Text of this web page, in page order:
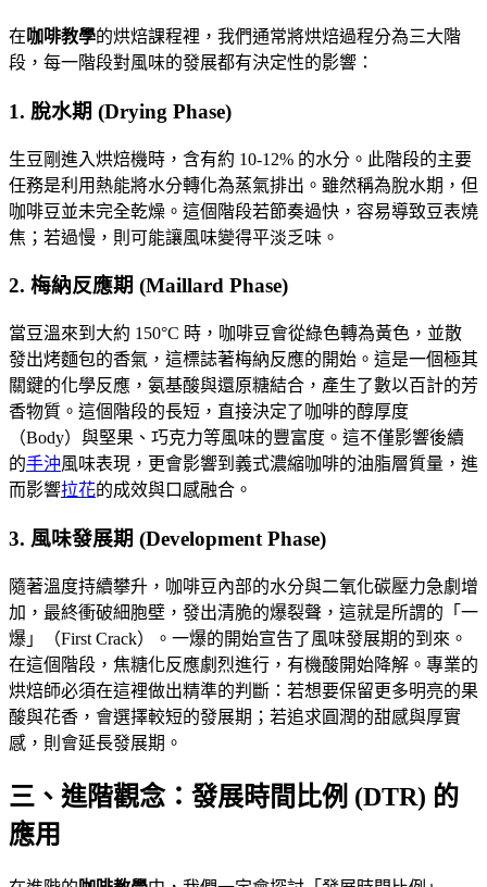
在咖啡教學的烘焙課程裡，我們通常將烘焙過程分為三大階
段，每一階段對風味的發展都有決定性的影響：
1. 脫水期 (Drying Phase)
生豆剛進入烘焙機時，含有約 10-12% 的水分。此階段的主要
任務是利用熱能將水分轉化為蒸氣排出。雖然稱為脫水期，但
咖啡豆並未完全乾燥。這個階段若節奏過快，容易導致豆表燒
焦；若過慢，則可能讓風味變得平淡乏味。
2. 梅納反應期 (Maillard Phase)
當豆溫來到大約 150°C 時，咖啡豆會從綠色轉為黃色，並散
發出烤麵包的香氣，這標誌著梅納反應的開始。這是一個極其
關鍵的化學反應，氨基酸與還原糖結合，產生了數以百計的芳
香物質。這個階段的長短，直接決定了咖啡的醇厚度
（Body）與堅果、巧克力等風味的豐富度。這不僅影響後續
的手沖風味表現，更會影響到義式濃縮咖啡的油脂層質量，進
而影響拉花的成效與口感融合。
3. 風味發展期 (Development Phase)
隨著溫度持續攀升，咖啡豆內部的水分與二氧化碳壓力急劇增
加，最終衝破細胞壁，發出清脆的爆裂聲，這就是所謂的「一
爆」（First Crack）。一爆的開始宣告了風味發展期的到來。
在這個階段，焦糖化反應劇烈進行，有機酸開始降解。專業的
烘焙師必須在這裡做出精準的判斷：若想要保留更多明亮的果
酸與花香，會選擇較短的發展期；若追求圓潤的甜感與厚實
感，則會延長發展期。
三、進階觀念：發展時間比例 (DTR) 的
應用